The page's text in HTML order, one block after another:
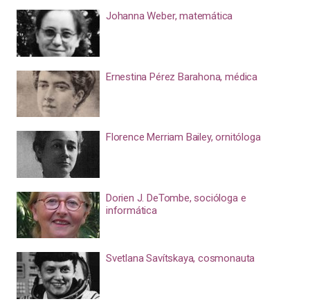
Johanna Weber, matemática
Ernestina Pérez Barahona, médica
Florence Merriam Bailey, ornitóloga
Dorien J. DeTombe, socióloga e
informática
Svetlana Savítskaya, cosmonauta